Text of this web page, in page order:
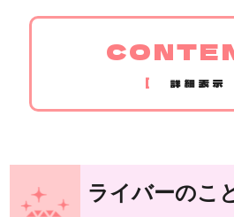
[ 詳細表示
ライバーのこ